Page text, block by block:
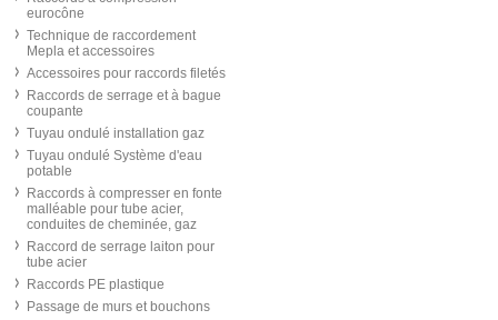
eurocône
Technique de raccordement
Mepla et accessoires
Accessoires pour raccords filetés
Raccords de serrage et à bague
coupante
Tuyau ondulé installation gaz
Tuyau ondulé Système d'eau
potable
Raccords à compresser en fonte
malléable pour tube acier,
conduites de cheminée, gaz
Raccord de serrage laiton pour
tube acier
Raccords PE plastique
Passage de murs et bouchons